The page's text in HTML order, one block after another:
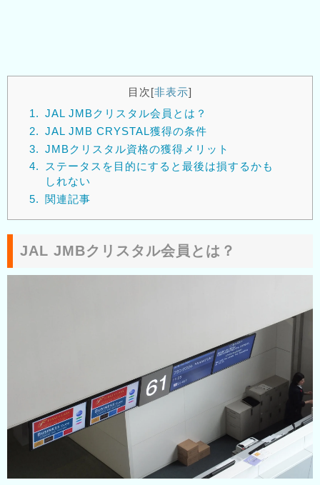
目次[非表示]
1. JAL JMBクリスタル会員とは？
2. JAL JMB CRYSTAL獲得の条件
3. JMBクリスタル資格の獲得メリット
4.
ステータスを目的にすると最後は損するかも
しれない
5.
関連記事
JAL JMBクリスタル会員とは？